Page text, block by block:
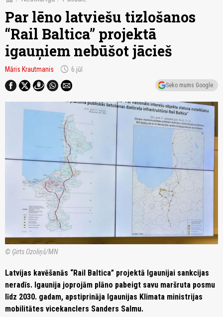
Par lēno latviešu tizlošanos
“Rail Baltica” projektā
igauņiem nebūšot jācieš
Māris Krautmanis schedule 6.jūl
Seko mums Google
© Ģirts Ozoliņš/MN
Latvijas kavēšanās “Rail Baltica” projektā Igaunijai sankcijas
neradīs. Igaunija joprojām plāno pabeigt savu maršruta posmu
līdz 2030. gadam, apstiprināja Igaunijas Klimata ministrijas
mobilitātes vicekanclers Sanders Salmu.